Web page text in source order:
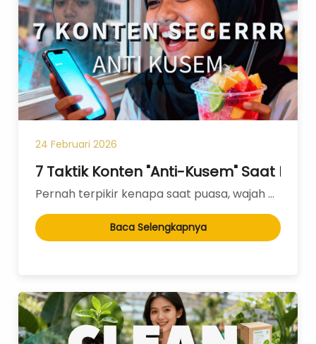
Eye Care
Eye Cream
Eye Serum
Body Care
Body Lotion
Body Wash
Body Oil
Hair Care
Hair Mask
Hair Serum
Shampoo
Pregnancy Skin Care
Face Care
24 Februari 2026
7 Taktik Konten "Anti-Kusem" Saat
Pernah terpikir kenapa saat puasa, wajah audiensmu mendadak terlihat seperti kertas kado yang kelama...
Baca Selengkapnya